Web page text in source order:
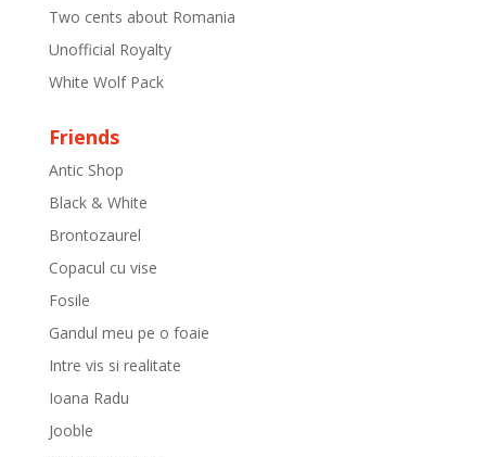
Two cents about Romania
Unofficial Royalty
White Wolf Pack
Friends
Antic Shop
Black & White
Brontozaurel
Copacul cu vise
Fosile
Gandul meu pe o foaie
Intre vis si realitate
Ioana Radu
Jooble